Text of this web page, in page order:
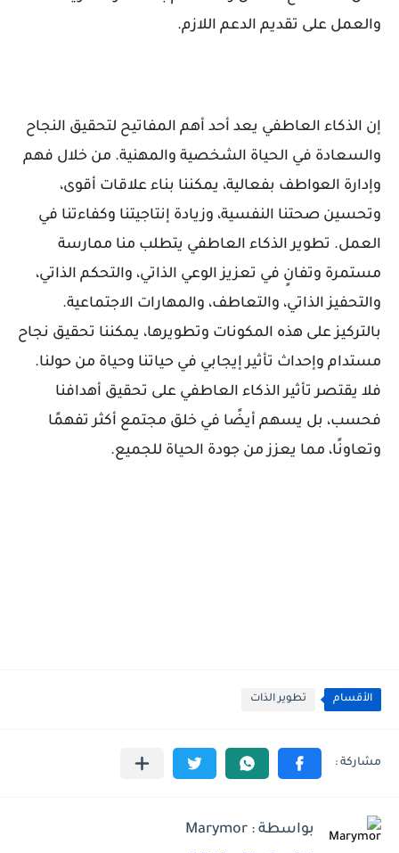
والعمل على تقديم الدعم اللازم.
إن الذكاء العاطفي يعد أحد أهم المفاتيح لتحقيق النجاح
والسعادة في الحياة الشخصية والمهنية. من خلال فهم
وإدارة العواطف بفعالية، يمكننا بناء علاقات أقوى،
وتحسين صحتنا النفسية، وزيادة إنتاجيتنا وكفاءتنا في
العمل. تطوير الذكاء العاطفي يتطلب منا ممارسة
مستمرة وتفانٍ في تعزيز الوعي الذاتي، والتحكم الذاتي،
والتحفيز الذاتي، والتعاطف، والمهارات الاجتماعية.
بالتركيز على هذه المكونات وتطويرها، يمكننا تحقيق نجاح
مستدام وإحداث تأثير إيجابي في حياتنا وحياة من حولنا.
فلا يقتصر تأثير الذكاء العاطفي على تحقيق أهدافنا
فحسب، بل يسهم أيضًا في خلق مجتمع أكثر تفهمًا
وتعاونًا، مما يعزز من جودة الحياة للجميع.
الأقسام تطوير الذات
بواسطة : Marymor